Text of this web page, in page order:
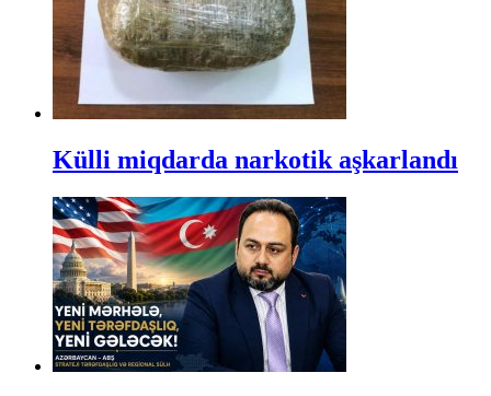
Külli miqdarda narkotik aşkarlandı